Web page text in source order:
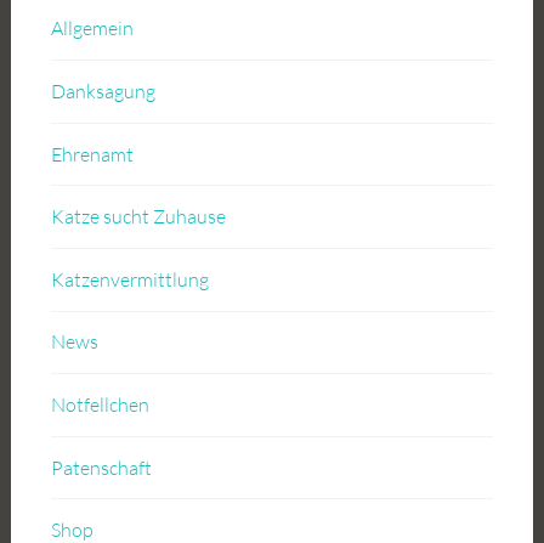
Allgemein
Danksagung
Ehrenamt
Katze sucht Zuhause
Katzenvermittlung
News
Notfellchen
Patenschaft
Shop